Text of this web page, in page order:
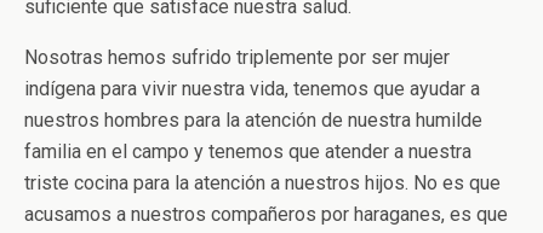
suficiente que satisface nuestra salud.
Nosotras hemos sufrido triplemente por ser mujer
indígena para vivir nuestra vida, tenemos que ayudar a
nuestros hombres para la atención de nuestra humilde
familia en el campo y tenemos que atender a nuestra
triste cocina para la atención a nuestros hijos. No es que
acusamos a nuestros compañeros por haraganes, es que